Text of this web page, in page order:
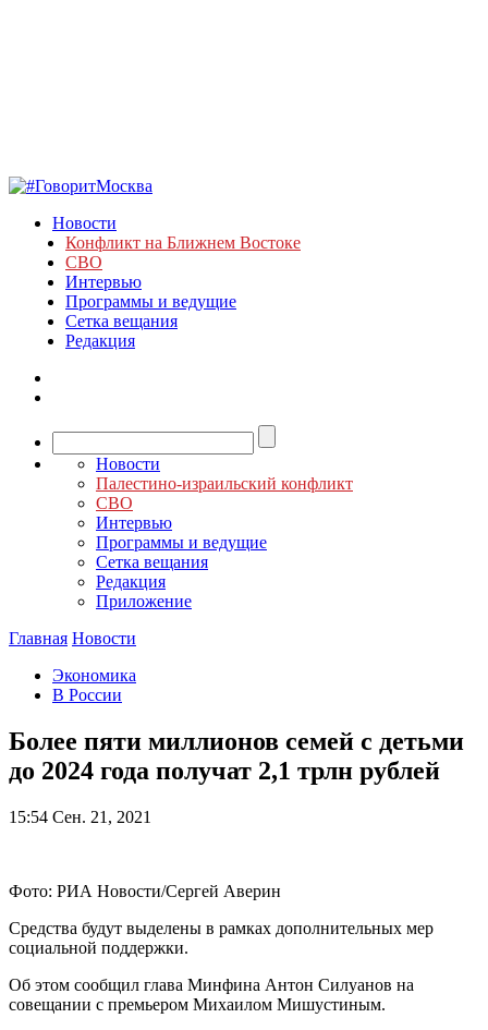
Новости
Конфликт на Ближнем Востоке
СВО
Интервью
Программы и ведущие
Сетка вещания
Редакция
Новости
Палестино-израильский конфликт
СВО
Интервью
Программы и ведущие
Сетка вещания
Редакция
Приложение
Главная Новости
Экономика
В России
Более пяти миллионов семей с детьми
до 2024 года получат 2,1 трлн рублей
15:54 Сен. 21, 2021
Фото: РИА Новости/Сергей Аверин
Средства будут выделены в рамках дополнительных мер
социальной поддержки.
Об этом сообщил глава Минфина Антон Силуанов на
совещании с премьером Михаилом Мишустиным.